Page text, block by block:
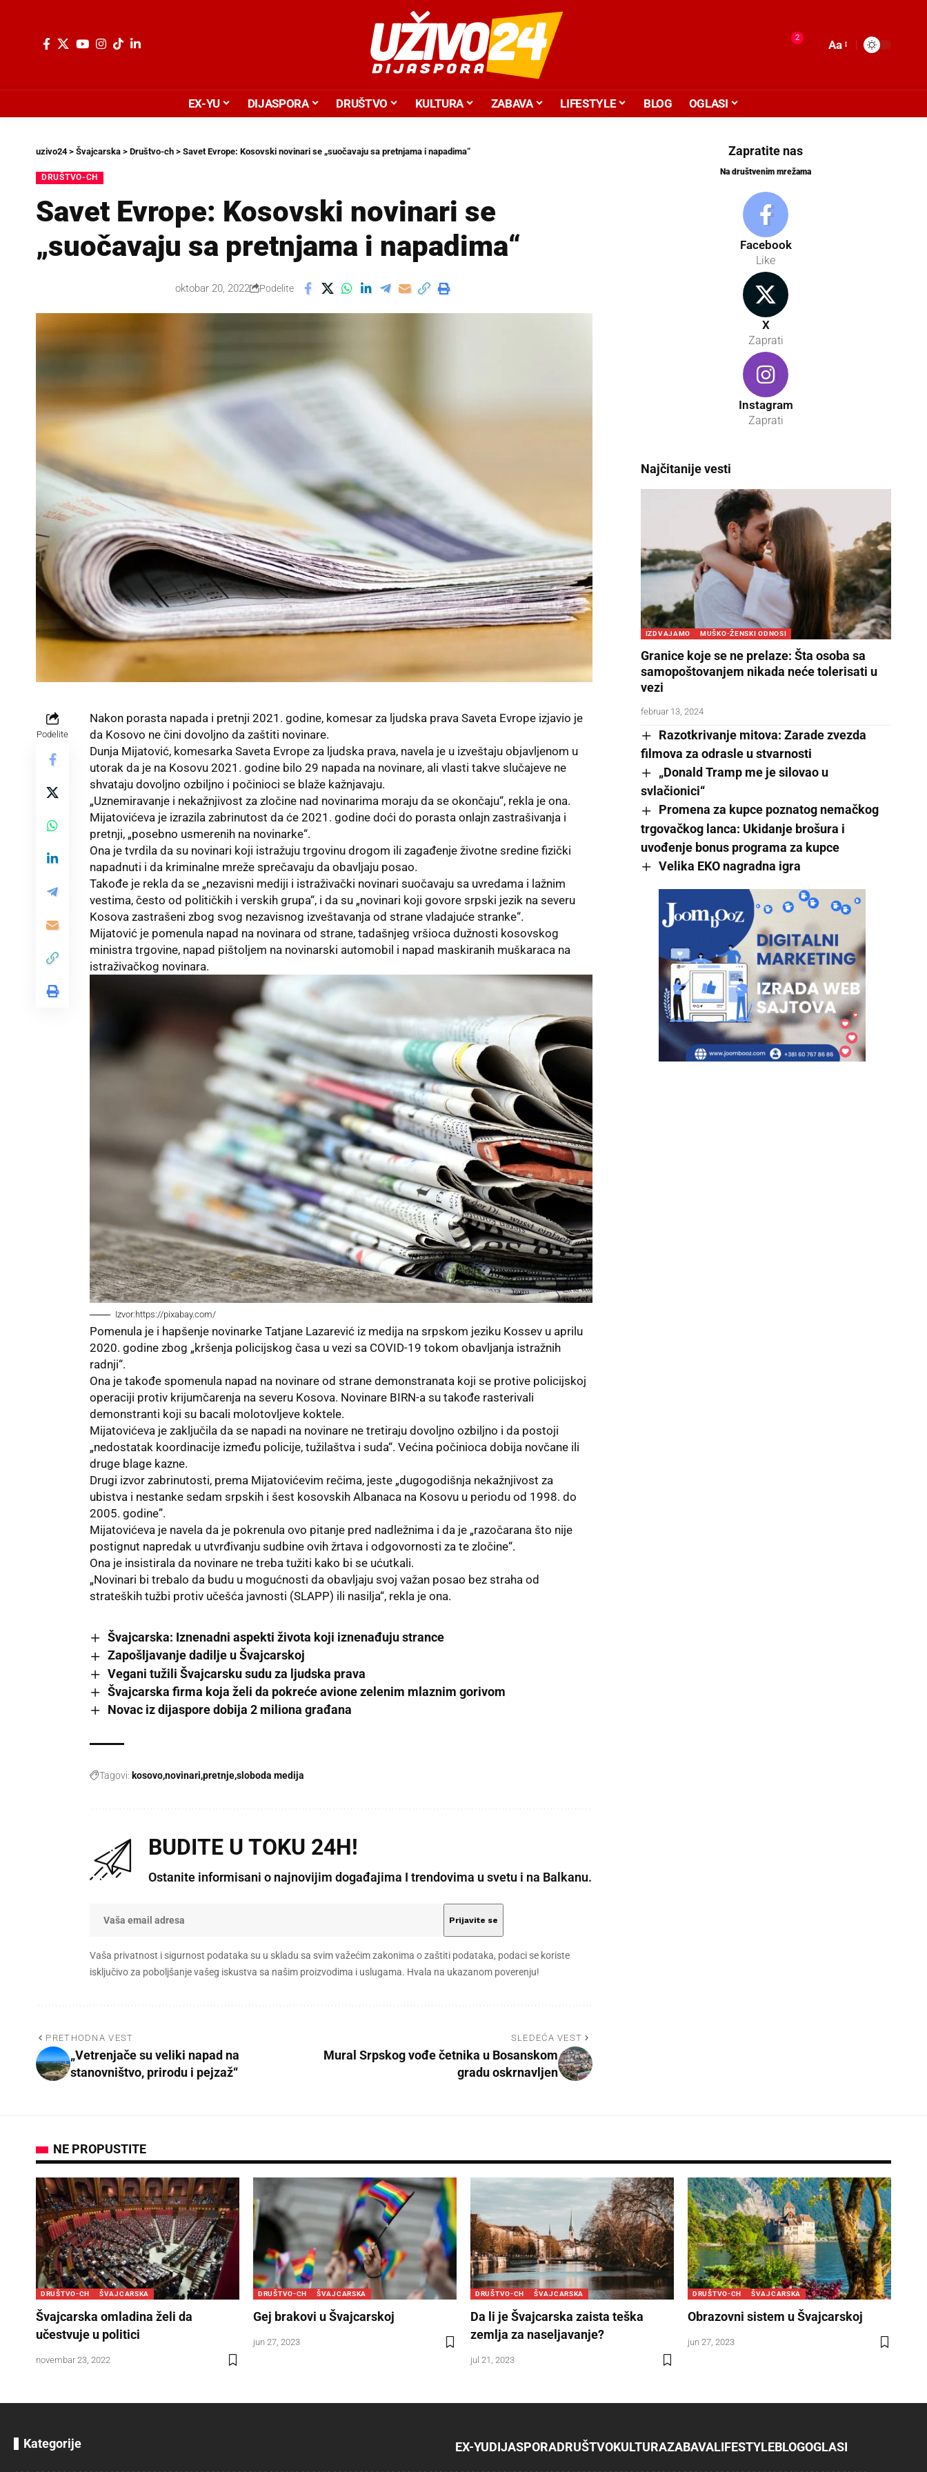
2
Aa
EX-YU DIJASPORA DRUŠTVO KULTURA ZABAVA LIFESTYLE BLOG OGLASI
uzivo24> Švajcarska > Društvo-ch > Savet Evrope: Kosovski novinari se „suočavaju sa pretnjama i napadima“
DRUŠTVO-CH
Savet Evrope: Kosovski novinari se
„suočavaju sa pretnjama i napadima“
oktobar 20, 2022 Podelite
Podelite
Nakon porasta napada i pretnji 2021. godine, komesar za ljudska prava Saveta Evrope izjavio je
da Kosovo ne čini dovoljno da zaštiti novinare.
Dunja Mijatović, komesarka Saveta Evrope za ljudska prava, navela je u izveštaju objavljenom u
utorak da je na Kosovu 2021. godine bilo 29 napada na novinare, ali vlasti takve slučajeve ne
shvataju dovoljno ozbiljno i počinioci se blaže kažnjavaju.
„Uznemiravanje i nekažnjivost za zločine nad novinarima moraju da se okončaju“, rekla je ona.
Mijatovićeva je izrazila zabrinutost da će 2021. godine doći do porasta onlajn zastrašivanja i
pretnji, „posebno usmerenih na novinarke“.
Ona je tvrdila da su novinari koji istražuju trgovinu drogom ili zagađenje životne sredine fizički
napadnuti i da kriminalne mreže sprečavaju da obavljaju posao.
Takođe je rekla da se „nezavisni mediji i istraživački novinari suočavaju sa uvredama i lažnim
vestima, često od političkih i verskih grupa“, i da su „novinari koji govore srpski jezik na severu
Kosova zastrašeni zbog svog nezavisnog izveštavanja od strane vladajuće stranke“.
Mijatović je pomenula napad na novinara od strane, tadašnjeg vršioca dužnosti kosovskog
ministra trgovine, napad pištoljem na novinarski automobil i napad maskiranih muškaraca na
istraživačkog novinara.
Izvor:https://pixabay.com/
Pomenula je i hapšenje novinarke Tatjane Lazarević iz medija na srpskom jeziku Kossev u aprilu
2020. godine zbog „kršenja policijskog časa u vezi sa COVID-19 tokom obavljanja istražnih
radnji“.
Ona je takođe spomenula napad na novinare od strane demonstranata koji se protive policijskoj
operaciji protiv krijumčarenja na severu Kosova. Novinare BIRN-a su takođe rasterivali
demonstranti koji su bacali molotovljeve koktele.
Mijatovićeva je zaključila da se napadi na novinare ne tretiraju dovoljno ozbiljno i da postoji
„nedostatak koordinacije između policije, tužilaštva i suda“. Većina počinioca dobija novčane ili
druge blage kazne.
Drugi izvor zabrinutosti, prema Mijatovićevim rečima, jeste „dugogodišnja nekažnjivost za
ubistva i nestanke sedam srpskih i šest kosovskih Albanaca na Kosovu u periodu od 1998. do
2005. godine”.
Mijatovićeva je navela da je pokrenula ovo pitanje pred nadležnima i da je „razočarana što nije
postignut napredak u utvrđivanju sudbine ovih žrtava i odgovornosti za te zločine“.
Ona je insistirala da novinare ne treba tužiti kako bi se ućutkali.
„Novinari bi trebalo da budu u mogućnosti da obavljaju svoj važan posao bez straha od
strateških tužbi protiv učešća javnosti (SLAPP) ili nasilja“, rekla je ona.
Švajcarska: Iznenadni aspekti života koji iznenađuju strance
Zapošljavanje dadilje u Švajcarskoj
Vegani tužili Švajcarsku sudu za ljudska prava
Švajcarska firma koja želi da pokreće avione zelenim mlaznim gorivom
Novac iz dijaspore dobija 2 miliona građana
Tagovi: kosovonovinari pretnjesloboda medija
BUDITE U TOKU 24H!
Ostanite informisani o najnovijim događajima I trendovima u svetu i na Balkanu.
Vaša privatnost i sigurnost podataka su u skladu sa svim važećim zakonima o zaštiti podataka, podaci se koriste
isključivo za poboljšanje vašeg iskustva sa našim proizvodima i uslugama. Hvala na ukazanom poverenju!
PRETHODNA VEST
„Vetrenjače su veliki napad na
stanovništvo, prirodu i pejzaž“
SLEDEĆA VEST
Mural Srpskog vođe četnika u Bosanskom
gradu oskrnavljen
Zapratite nas
Na društvenim mrežama
Facebook
Like
X
Zaprati
Instagram
Zaprati
Najčitanije vesti
IZDVAJAMO MUŠKO-ŽENSKI ODNOSI
Granice koje se ne prelaze: Šta osoba sa
samopoštovanjem nikada neće tolerisati u
vezi
februar 13, 2024
Razotkrivanje mitova: Zarade zvezda
filmova za odrasle u stvarnosti
„Donald Tramp me je silovao u
svlačionici“
Promena za kupce poznatog nemačkog
trgovačkog lanca: Ukidanje brošura i
uvođenje bonus programa za kupce
Velika EKO nagradna igra
NE PROPUSTITE
DRUŠTVO-CH ŠVAJCARSKA
Švajcarska omladina želi da
učestvuje u politici
novembar 23, 2022
DRUŠTVO-CH ŠVAJCARSKA
Gej brakovi u Švajcarskoj
jun 27, 2023
DRUŠTVO-CH ŠVAJCARSKA
Da li je Švajcarska zaista teška
zemlja za naseljavanje?
jul 21, 2023
DRUŠTVO-CH ŠVAJCARSKA
Obrazovni sistem u Švajcarskoj
jun 27, 2023
Kategorije EX-YUDIJASPORADRUŠTVOKULTURAZABAVALIFESTYLEBLOGOGLASI